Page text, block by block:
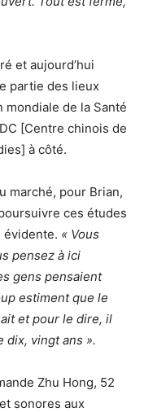
et aujourd’hui
partie des lieux
mondiale de la Santé
[Centre chinois de
à côté.
marché, pour Brian,
ces études
évidente. « Vous
pensez à ici
gens pensaient
estiment que le
et pour le dire, il
dix, vingt ans ».
Zhu Hong, 52
sonores aux